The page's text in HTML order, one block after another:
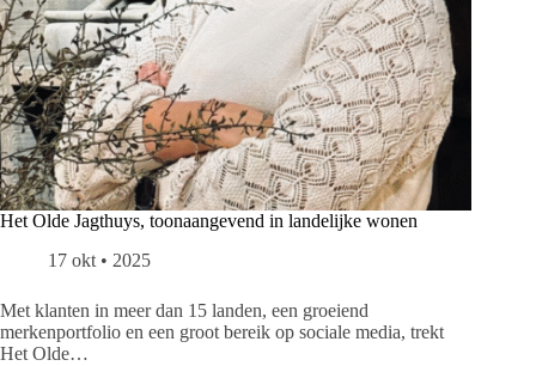
Het Olde Jagthuys, toonaangevend in landelijke wonen
17 okt • 2025
Met klanten in meer dan 15 landen, een groeiend
merkenportfolio en een groot bereik op sociale media, trekt
Het Olde…